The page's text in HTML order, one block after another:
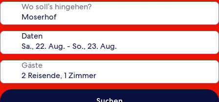
Wo soll’s hingehen?
Daten
Gäste